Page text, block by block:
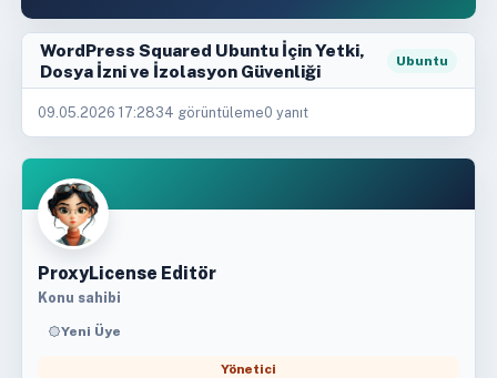
WordPress Squared Ubuntu İçin Yetki,
Dosya İzni ve İzolasyon Güvenliği
Ubuntu
09.05.2026 17:2834 görüntüleme0 yanıt
ProxyLicense Editör
Konu sahibi
Yeni Üye
Yönetici